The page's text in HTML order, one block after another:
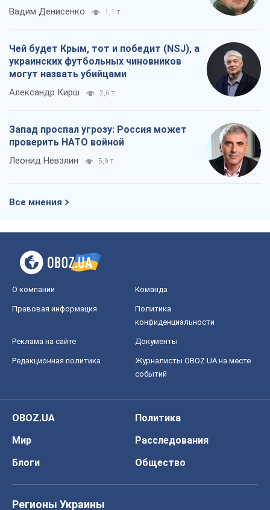
Вадим Денисенко 1,1 т.
Чей будет Крым, тот и победит (NSJ), а
украинских футбольных чиновников
могут назвать убийцами
Александр Кирш 2,6 т.
Запад проспал угрозу: Россия может
проверить НАТО войной
Леонид Невзлин 5,9 т.
Все мнения
О компании Команда
Правовая информация
Политика
конфиденциальности
Реклама на сайте Документы
Редакционная политика
Журналисты OBOZ.UA на месте
событий
OBOZ.UA
Политика
Мир
Расследования
Блоги
Общество
Регионы Украины